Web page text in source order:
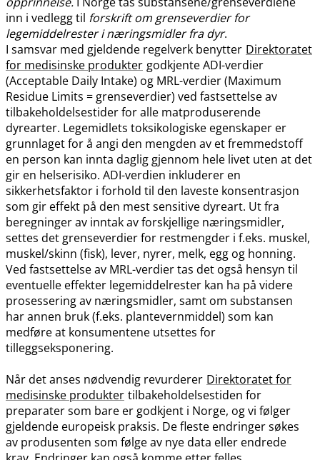
inn i vedlegg til forskrift om grenseverdier for
legemiddelrester i næringsmidler fra dyr.
I samsvar med gjeldende regelverk benytter Direktoratet
for medisinske produkter godkjente ADI-verdier
(Acceptable Daily Intake) og MRL-verdier (Maximum
Residue Limits = grenseverdier) ved fastsettelse av
tilbakeholdelsestider for alle matproduserende
dyrearter. Legemidlets toksikologiske egenskaper er
grunnlaget for å angi den mengden av et fremmedstoff
en person kan innta daglig gjennom hele livet uten at det
gir en helserisiko. ADI-verdien inkluderer en
sikkerhetsfaktor i forhold til den laveste konsentrasjon
som gir effekt på den mest sensitive dyreart. Ut fra
beregninger av inntak av forskjellige næringsmidler,
settes det grenseverdier for restmengder i f.eks. muskel,
muskel​/​skinn (fisk), lever, nyrer, melk, egg og honning.
Ved fastsettelse av MRL-verdier tas det også hensyn til
eventuelle effekter legemiddelrester kan ha på videre
prosessering av næringsmidler, samt om substansen
har annen bruk (f.eks. plantevernmiddel) som kan
medføre at konsumentene utsettes for
tilleggseksponering.
Når det anses nødvendig revurderer Direktoratet for
medisinske produkter tilbakeholdelsestiden for
preparater som bare er godkjent i Norge, og vi følger
gjeldende europeisk praksis. De fleste endringer søkes
av produsenten som følge av nye data eller endrede